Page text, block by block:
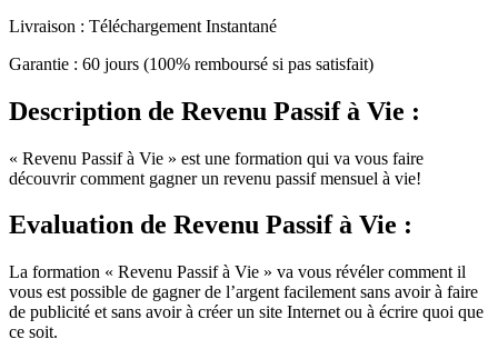
Livraison : Téléchargement Instantané
Garantie : 60 jours (100% remboursé si pas satisfait)
Description de Revenu Passif à Vie :
« Revenu Passif à Vie » est une formation qui va vous faire
découvrir comment gagner un revenu passif mensuel à vie!
Evaluation de Revenu Passif à Vie :
La formation « Revenu Passif à Vie » va vous révéler comment il
vous est possible de gagner de l’argent facilement sans avoir à faire
de publicité et sans avoir à créer un site Internet ou à écrire quoi que
ce soit.